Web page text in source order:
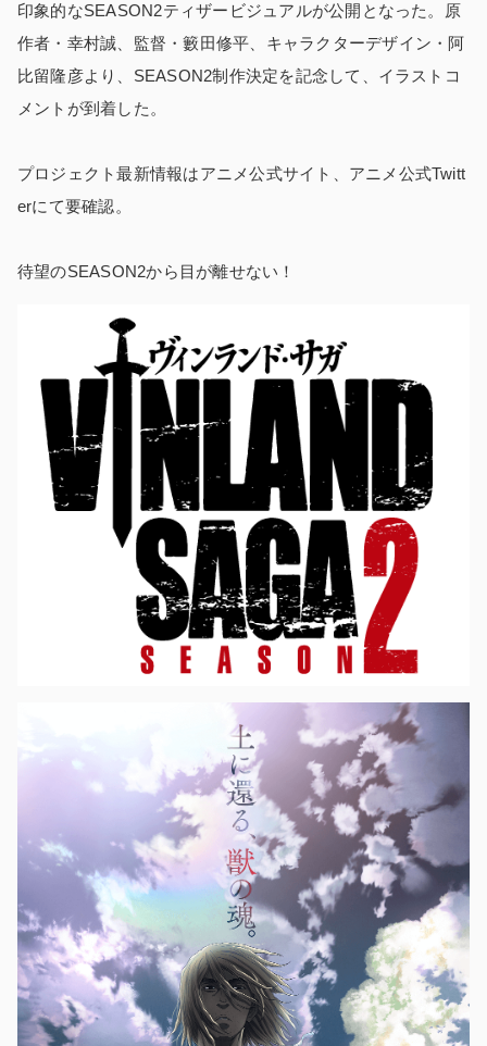
印象的なSEASON2ティザービジュアルが公開となった。
原
作者・幸村誠、監督・籔田修平、キャラクターデザイン・阿
比留隆彦より、SEASON2制作決定を記念して、イラストコ
メントが到着した。
プロジェクト最新情報はアニメ公式サイト、アニメ公式Twitt
erにて要確認。
待望のSEASON2から目が離せない！